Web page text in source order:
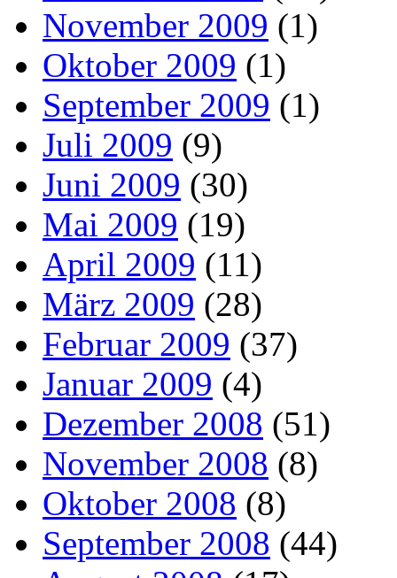
November 2009 (1)
Oktober 2009 (1)
September 2009 (1)
Juli 2009 (9)
Juni 2009 (30)
Mai 2009 (19)
April 2009 (11)
März 2009 (28)
Februar 2009 (37)
Januar 2009 (4)
Dezember 2008 (51)
November 2008 (8)
Oktober 2008 (8)
September 2008 (44)